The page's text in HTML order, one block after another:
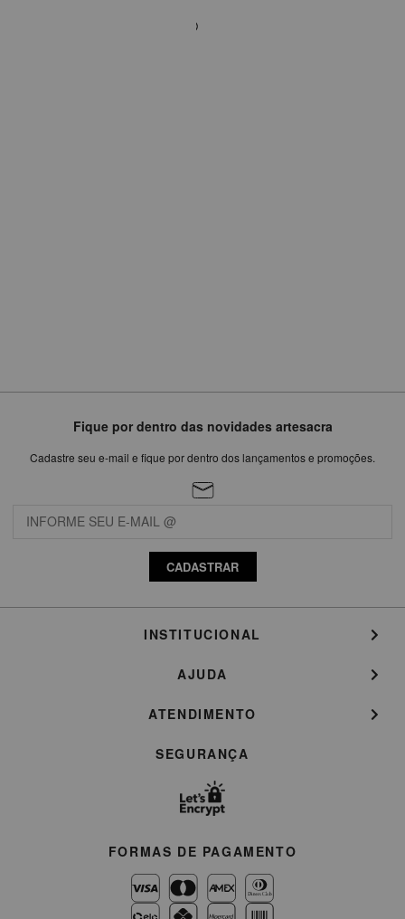
Fique por dentro das novidades artesacra
Cadastre seu e-mail e fique por dentro dos lançamentos e promoções.
CADASTRAR
INSTITUCIONAL
AJUDA
ATENDIMENTO
SEGURANÇA
FORMAS DE PAGAMENTO